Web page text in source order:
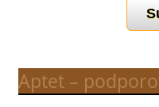
Aptet –